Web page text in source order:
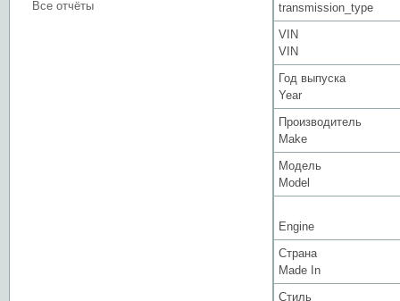
Все отчёты
transmission_type
VIN
VIN
Год выпуска
Year
Производитель
Make
Модель
Model
Engine
Страна
Made In
Стиль